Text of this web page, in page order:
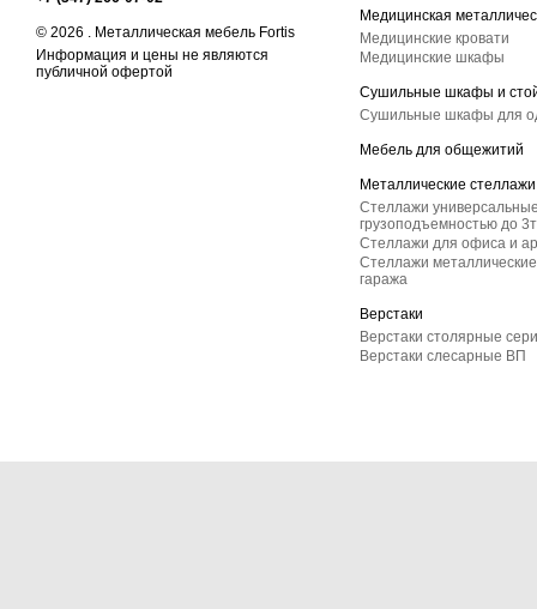
© 2026 . Металлическая мебель Fortis
Информация и цены не являются
публичной офертой
Медицинская
Медицинские кровати
Медицинские шкафы
Сушильные шкафы и
Сушильные шкафы для
Мебель для общежитий
Металлические стеллажи
Стеллажи
грузоподъемностью до
Стеллажи для офиса и
Стеллажи
гаража
Верстаки
Верстаки столярные
Верстаки слесарные ВП